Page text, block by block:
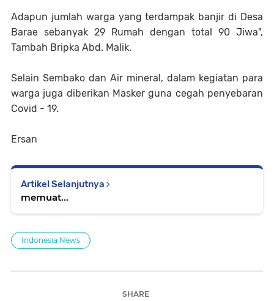
Adapun jumlah warga yang terdampak banjir di Desa
Barae sebanyak 29 Rumah dengan total 90 Jiwa",
Tambah Bripka Abd. Malik.
Selain Sembako dan Air mineral, dalam kegiatan para
warga juga diberikan Masker guna cegah penyebaran
Covid - 19.
Ersan
Artikel Selanjutnya
memuat...
Indonesia News
SHARE